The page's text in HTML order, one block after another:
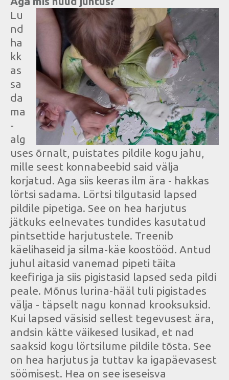
Lu
nd
ha
kk
as
sa
da
ma
-
alg
uses õrnalt, puistates pildile kogu jahu,
mille seest konnabeebid said välja
korjatud. Aga siis keeras ilm ära - hakkas
lörtsi sadama. Lörtsi tilgutasid lapsed
pildile pipetiga. See on hea harjutus
jätkuks eelnevates tundides kasutatud
pintsettide harjutustele. Treenib
käelihaseid ja silma-käe koostööd. Antud
juhul aitasid vanemad pipeti täita
keefiriga ja siis pigistasid lapsed seda pildi
peale. Mõnus lurina-hääl tuli pigistades
välja - täpselt nagu konnad krooksuksid.
Kui lapsed väsisid sellest tegevusest ära,
andsin kätte väikesed lusikad, et nad
saaksid kogu lörtsilume pildile tõsta. See
on hea harjutus ja tuttav ka igapäevasest
söömisest. Hea on see iseseisva